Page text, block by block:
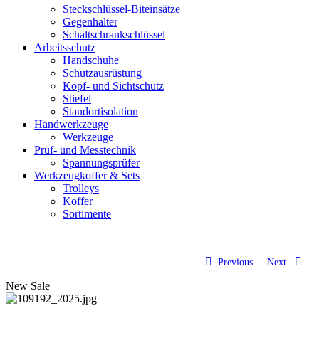
Steckschlüssel-Biteinsätze
Gegenhalter
Schaltschrankschlüssel
Arbeitsschutz
Handschuhe
Schutzausrüstung
Kopf- und Sichtschutz
Stiefel
Standortisolation
Handwerkzeuge
Werkzeuge
Prüf- und Messtechnik
Spannungsprüfer
Werkzeugkoffer & Sets
Trolleys
Koffer
Sortimente
Previous Next
New Sale